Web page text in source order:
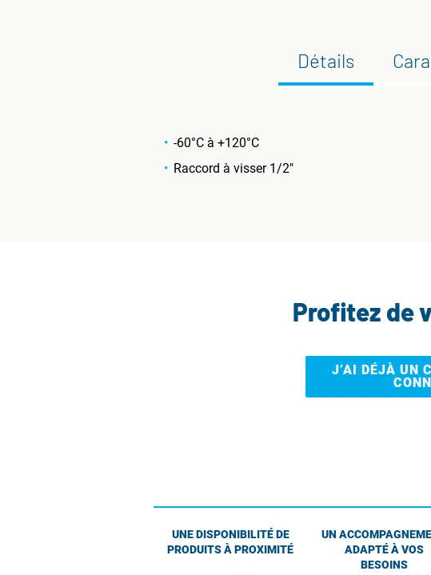
Détails
-60°C à +120°C
Raccord à visser 1/2"
Profitez de
J’AI DÉJÀ UN
UNE DISPONIBILITÉ DE
PRODUITS À PROXIMITÉ
UN
ADAPTÉ À VOS
BESOINS